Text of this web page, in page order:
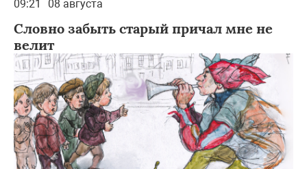
09:21 08 августа
Словно забыть старый причал мне не
велит